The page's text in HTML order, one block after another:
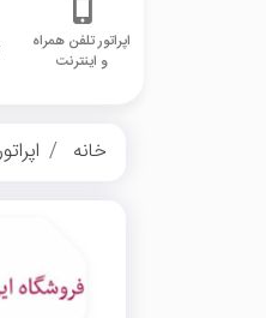
اپراتور تلفن همراه
و اینترنت
خانه